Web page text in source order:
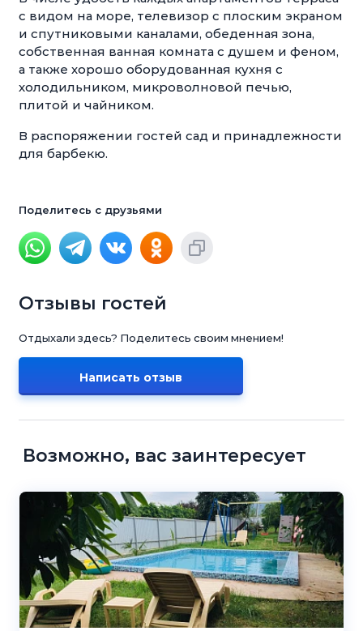
с видом на море, телевизор с плоским экраном
и спутниковыми каналами, обеденная зона,
собственная ванная комната с душем и феном,
а также хорошо оборудованная кухня с
холодильником, микроволновой печью,
плитой и чайником.
В распоряжении гостей сад и принадлежности
для барбекю.
Поделитесь с друзьями
Отзывы гостей
Отдыхали здесь? Поделитесь своим мнением!
Написать отзыв
Возможно, вас заинтересует